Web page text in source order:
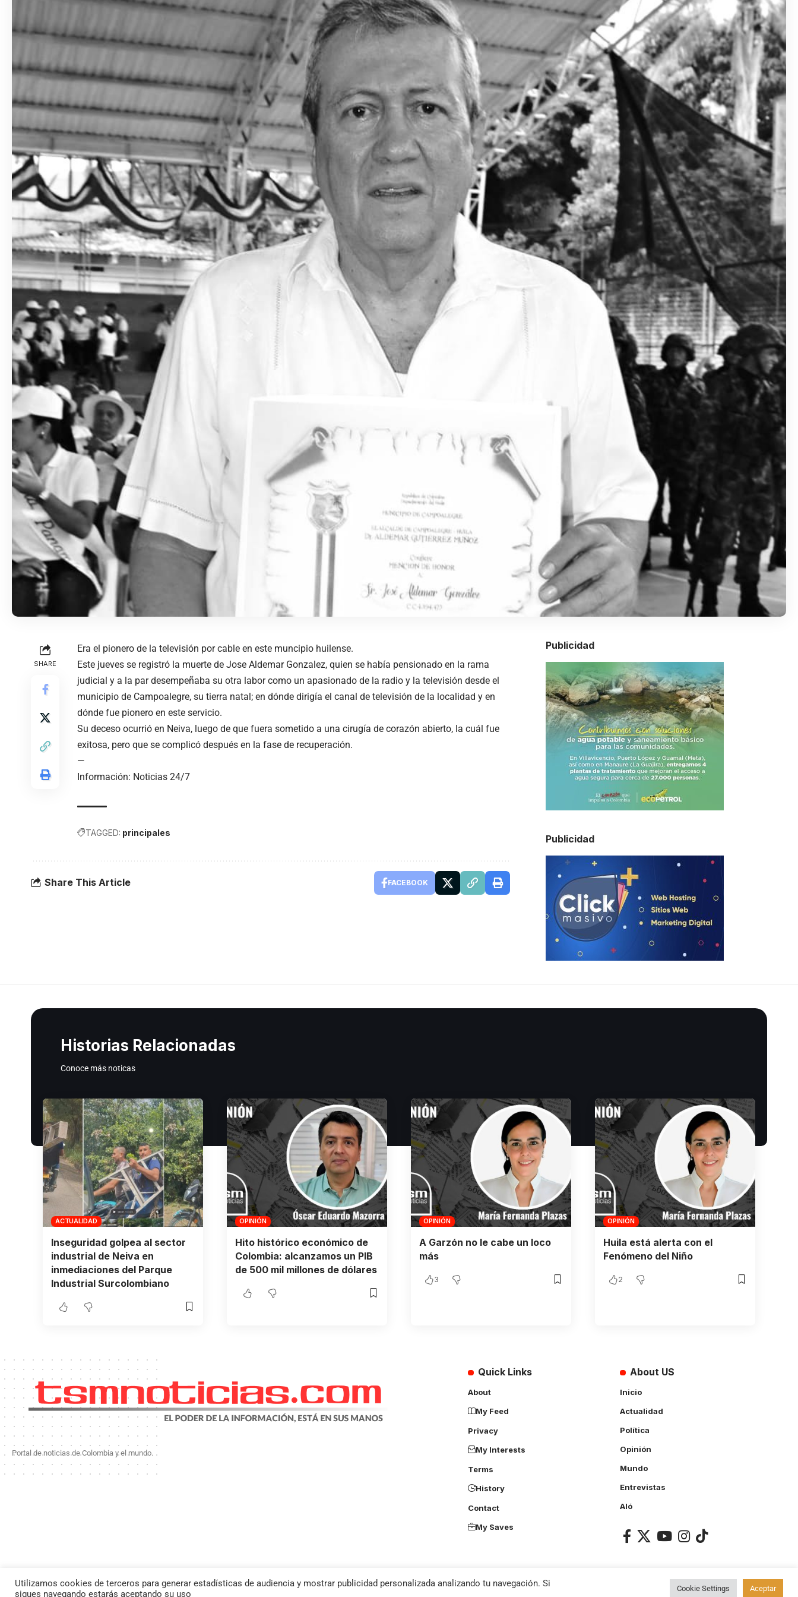
By using this site, you agree to thePrivacy Policy andTerms of Use.
SHARE
Era el pionero de la televisión por cable en este muncipio huilense.
Este jueves se registró la muerte de Jose Aldemar Gonzalez, quien se había pensionado en la rama
judicial y a la par desempeñaba su otra labor como un apasionado de la radio y la televisión desde el
municipio de Campoalegre, su tierra natal; en dónde dirigía el canal de televisión de la localidad y en
dónde fue pionero en este servicio.
Su deceso ocurrió en Neiva, luego de que fuera sometido a una cirugía de corazón abierto, la cuál fue
exitosa, pero que se complicó después en la fase de recuperación.
—
Información: Noticias 24/7
TAGGED: principales
Share This Article FACEBOOK
Publicidad
Publicidad
Historias Relacionadas
Conoce más noticas
ACTUALIDAD
Inseguridad golpea al sector
industrial de Neiva en
inmediaciones del Parque
Industrial Surcolombiano
OPINIÓN
Hito histórico económico de
Colombia: alcanzamos un PIB
de 500 mil millones de dólares
OPINIÓN
A Garzón no le cabe un loco
más
3
OPINIÓN
Huila está alerta con el
Fenómeno del Niño
2
Portal de noticias de Colombia y el mundo.
Quick Links
About
My Feed
Privacy
My Interests
Terms
History
Contact
My Saves
About US
Inicio
Actualidad
Política
Opinión
Mundo
Entrevistas
Aló
Todos los derechos reservados – Diseño, Desarrollo y Hosting por Click Masivo SAS
Utilizamos cookies de terceros para generar estadísticas de audiencia y mostrar publicidad personalizada analizando tu navegación. Si
sigues navegando estarás aceptando su uso
Cookie Settings Aceptar